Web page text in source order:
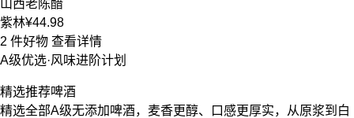
山西老陈醋
紫林¥44.98
2 件好物 查看详情
A级优选·风味进阶计划
精选推荐啤酒
精选全部A级无添加啤酒，麦香更醇、口感更厚实，从原浆到白